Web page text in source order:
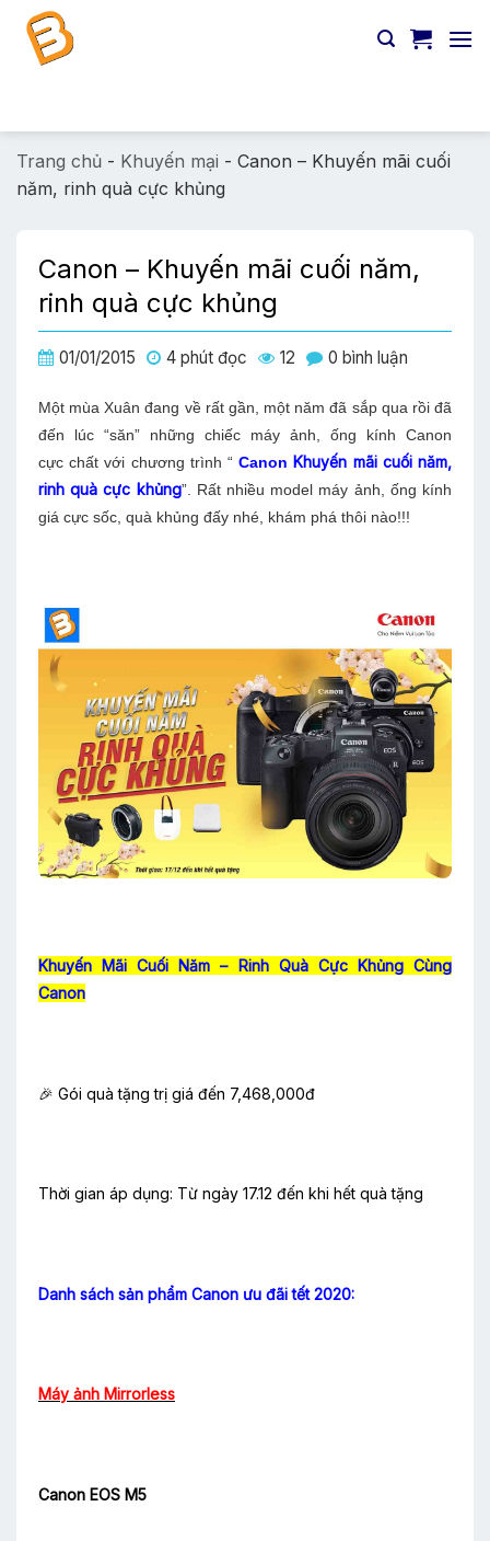
Chuyển
đến
Trang chủ - Khuyến mại - Canon – Khuyến mãi cuối
năm, rinh quà cực khủng
Canon – Khuyến mãi cuối năm,
rinh quà cực khủng
01/01/2015 4 phút đọc 12 0 bình luận
Một mùa Xuân đang về rất gần, một năm đã sắp qua rồi đã
đến lúc “săn” những chiếc máy ảnh, ống kính Canon
cực chất với chương trình “Canon Khuyến mãi cuối năm,
rinh quà cực khủng”. Rất nhiều model máy ảnh, ống kính
giá cực sốc, quà khủng đấy nhé, khám phá thôi nào!!!
Khuyến Mãi Cuối Năm – Rinh Quà Cực Khủng Cùng
Canon
🎉 Gói quà tặng trị giá đến 7,468,000đ
Thời gian áp dụng: Từ ngày 17.12 đến khi hết quà tặng
Danh sách sản phẩm Canon ưu đãi tết 2020:
Máy ảnh Mirrorless
Canon EOS M5